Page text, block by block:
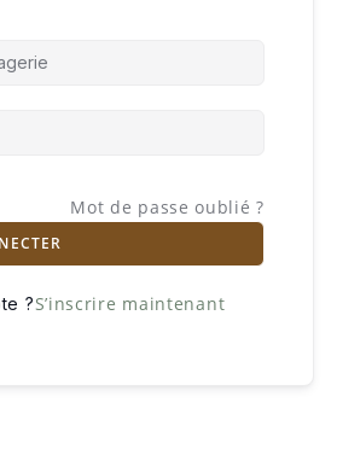
Mot de passe oublié ?
?S’inscrire maintenant